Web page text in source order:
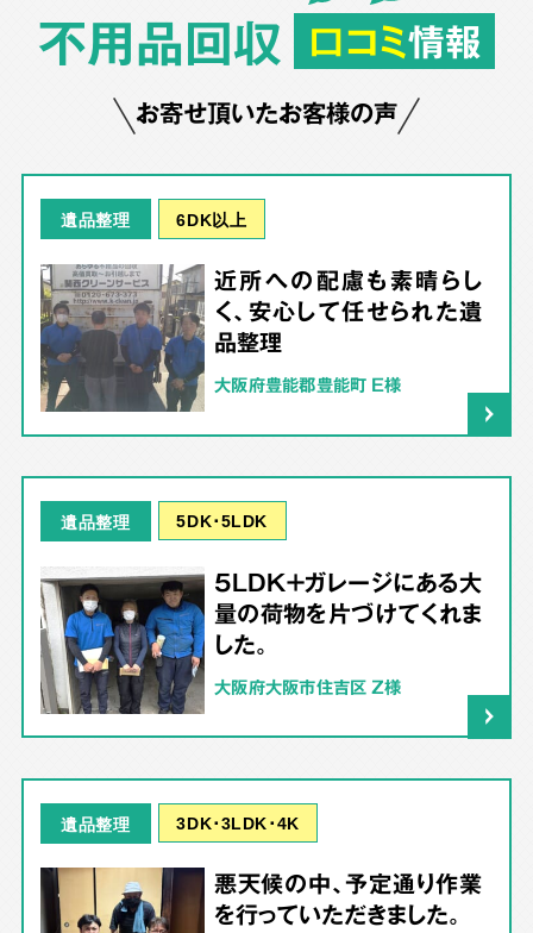
不用品回収 口コミ情報
お寄せ頂いたお客様の声
遺品整理 6DK以上
近所への配慮も素晴らし
く、安心して任せられた遺
品整理
大阪府豊能郡豊能町 E様
遺品整理 5DK･5LDK
5LDK＋ガレージにある大
量の荷物を片づけてくれま
した。
大阪府大阪市住吉区 Z様
遺品整理 3DK･3LDK･4K
悪天候の中、予定通り作業
を行っていただきました。